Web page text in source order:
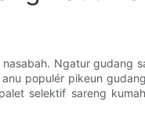
Ngatur gudang
populér pikeun
selektif sareng